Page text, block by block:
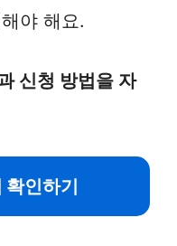
야 해요.
신청 방법을 자
확인하기